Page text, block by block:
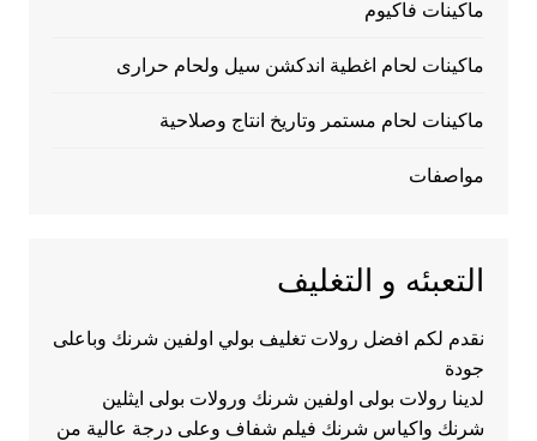
ماكينات فاكيوم
ماكينات لحام اغطية اندكشن سيل ولحام حرارى
ماكينات لحام مستمر وتاريخ انتاج وصلاحية
مواصفات
التعبئه و التغليف
نقدم لكم افضل رولات تغليف بولي اولفين شرنك وباعلى
جودة
لدينا رولات بولى اولفين شرنك ورولات بولى ايثلين
شرنك واكياس شرنك فيلم شفاف وعلى درجة عالية من